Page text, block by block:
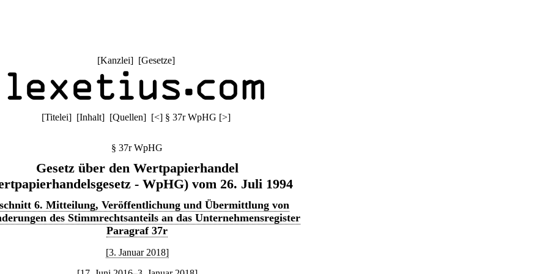
[Kanzlei] [Gesetze]
[Titelei] [Inhalt] [Quellen] [<] § 37r WpHG [>]
§ 37r WpHG
Gesetz über den Wertpapierhandel
- WpHG) vom 26. Juli 1994
6. Mitteilung, Veröffentlichung und Übermittlung von
des Stimmrechtsanteils an das Unternehmensregister
Paragraf 37r
[3. Januar 2018]